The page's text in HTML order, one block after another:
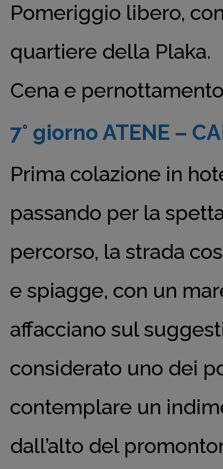
Pomeriggio libero,
quartiere della Plaka.
Cena e
7° giorno ATENE –
Prima colazione in
passando per la
percorso, la strada
e spiagge, con un
affacciano sul
considerato uno dei
contemplare un
dall’alto del